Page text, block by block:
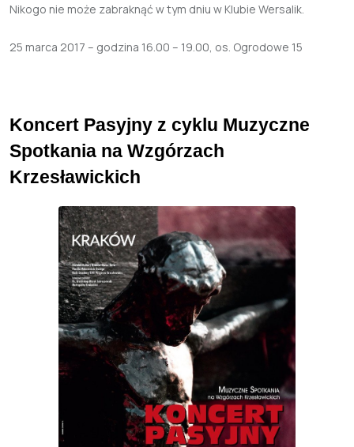
Nikogo nie może zabraknąć w tym dniu w Klubie Wersalik.
25 marca 2017 – godzina 16.00 – 19.00, os. Ogrodowe 15
Koncert Pasyjny z cyklu Muzyczne
Spotkania na Wzgórzach
Krzesławickich